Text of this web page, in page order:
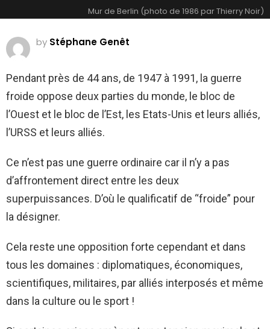
Mur de Berlin (photo de 1986 par Thierry Noir)
by Stéphane Genêt
Pendant près de 44 ans, de 1947 à 1991, la guerre
froide oppose deux parties du monde, le bloc de
l’Ouest et le bloc de l’Est, les Etats-Unis et leurs alliés,
l’URSS et leurs alliés.
Ce n’est pas une guerre ordinaire car il n’y a pas
d’affrontement direct entre les deux
superpuissances. D’où le qualificatif de “froide” pour
la désigner.
Cela reste une opposition forte cependant et dans
tous les domaines : diplomatiques, économiques,
scientifiques, militaires, par alliés interposés et même
dans la culture ou le sport !